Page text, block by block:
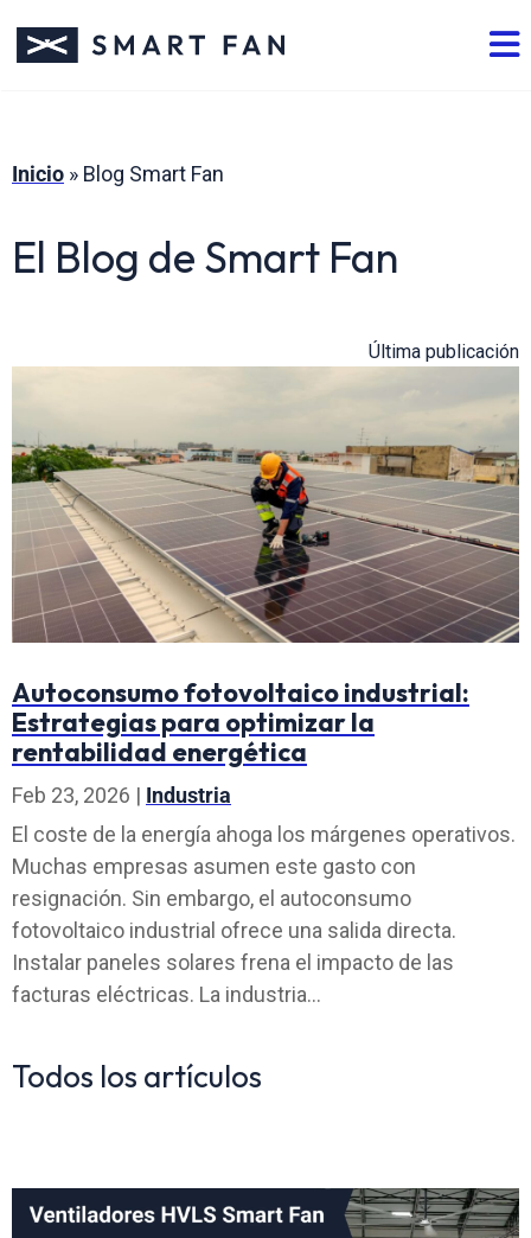
Inicio » Blog Smart Fan
El Blog de Smart Fan
Última publicación
Autoconsumo fotovoltaico industrial:
Estrategias para optimizar la
rentabilidad energética
Feb 23, 2026 | Industria
El coste de la energía ahoga los márgenes operativos.
Muchas empresas asumen este gasto con
resignación. Sin embargo, el autoconsumo
fotovoltaico industrial ofrece una salida directa.
Instalar paneles solares frena el impacto de las
facturas eléctricas. La industria...
Todos los artículos